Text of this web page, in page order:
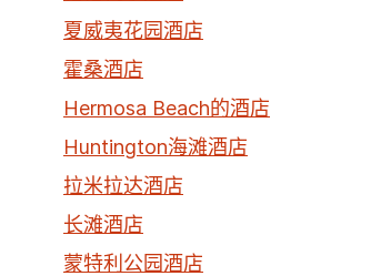
夏威夷花园酒店
霍桑酒店
Hermosa Beach的酒店
Huntington海滩酒店
拉米拉达酒店
长滩酒店
蒙特利公园酒店